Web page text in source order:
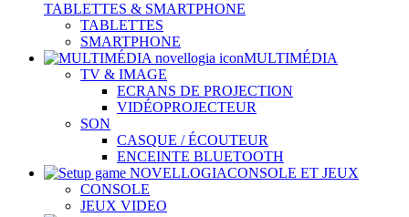
TABLETTES & SMARTPHONE
TABLETTES
SMARTPHONE
MULTIMÉDIA
TV & IMAGE
ECRANS DE PROJECTION
VIDÉOPROJECTEUR
SON
CASQUE / ÉCOUTEUR
ENCEINTE BLUETOOTH
CONSOLE ET JEUX
CONSOLE
JEUX VIDEO